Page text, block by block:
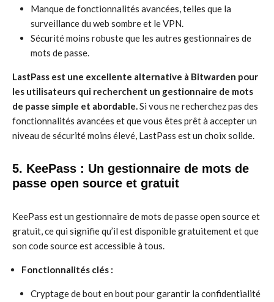
Manque de fonctionnalités avancées, telles que la
surveillance du web sombre et le VPN.
Sécurité moins robuste que les autres gestionnaires de
mots de passe.
LastPass est une excellente alternative à Bitwarden pour
les utilisateurs qui recherchent un gestionnaire de mots
de passe simple et abordable.Si vous ne recherchez pas des
fonctionnalités avancées et que vous êtes prêt à accepter un
niveau de sécurité moins élevé, LastPass est un choix solide.
5. KeePass : Un gestionnaire de mots de
passe open source et gratuit
KeePass est un gestionnaire de mots de passe open source et
gratuit, ce qui signifie qu’il est disponible gratuitement et que
son code source est accessible à tous.
Fonctionnalités clés :
Cryptage de bout en bout pour garantir la confidentialité